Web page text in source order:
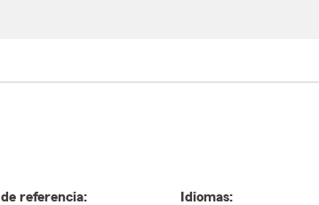
referencia:
Idiomas: